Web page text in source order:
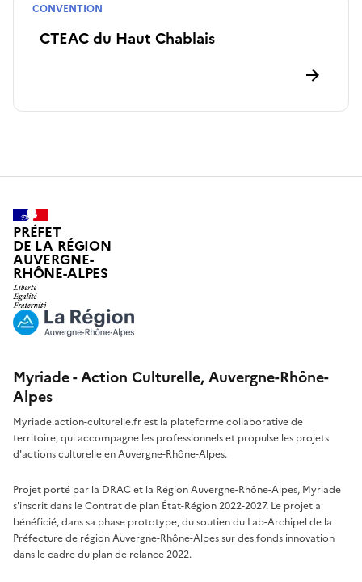
CTEAC du Haut Chablais
CTEAC
CONVENTION
PRÉFET
DE LA RÉGION
AUVERGNE-
RHÔNE-ALPES
Myriade - Action Culturelle, Auvergne-Rhône-
Alpes
Myriade.action-culturelle.fr est la plateforme collaborative de
territoire, qui accompagne les professionnels et propulse les projets
d'actions culturelle en Auvergne-Rhône-Alpes.
Projet porté par la DRAC et la Région Auvergne-Rhône-Alpes, Myriade
s'inscrit dans le Contrat de plan État-Région 2022-2027. Le projet a
bénéficié, dans sa phase prototype, du soutien du Lab-Archipel de la
Préfecture de région Auvergne-Rhône-Alpes sur des fonds innovation
dans le cadre du plan de relance 2022.